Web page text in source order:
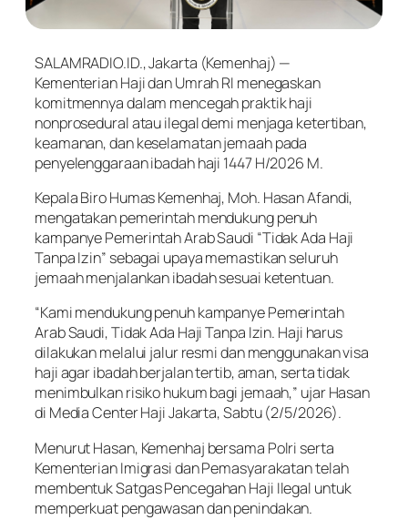
SALAMRADIO.ID., Jakarta (Kemenhaj) —
Kementerian Haji dan Umrah RI menegaskan
komitmennya dalam mencegah praktik haji
nonprosedural atau ilegal demi menjaga ketertiban,
keamanan, dan keselamatan jemaah pada
penyelenggaraan ibadah haji 1447 H/2026 M.
Kepala Biro Humas Kemenhaj, Moh. Hasan Afandi,
mengatakan pemerintah mendukung penuh
kampanye Pemerintah Arab Saudi “Tidak Ada Haji
Tanpa Izin” sebagai upaya memastikan seluruh
jemaah menjalankan ibadah sesuai ketentuan.
“Kami mendukung penuh kampanye Pemerintah
Arab Saudi, Tidak Ada Haji Tanpa Izin. Haji harus
dilakukan melalui jalur resmi dan menggunakan visa
haji agar ibadah berjalan tertib, aman, serta tidak
menimbulkan risiko hukum bagi jemaah,” ujar Hasan
di Media Center Haji Jakarta, Sabtu (2/5/2026).
Menurut Hasan, Kemenhaj bersama Polri serta
Kementerian Imigrasi dan Pemasyarakatan telah
membentuk Satgas Pencegahan Haji Ilegal untuk
memperkuat pengawasan dan penindakan.